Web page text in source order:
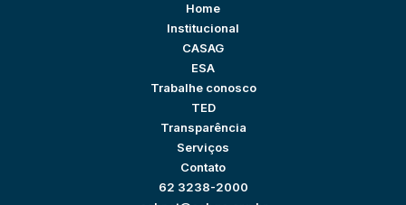
Home
Institucional
CASAG
ESA
Trabalhe conosco
TED
Transparência
Serviços
Contato
62 3238-2000